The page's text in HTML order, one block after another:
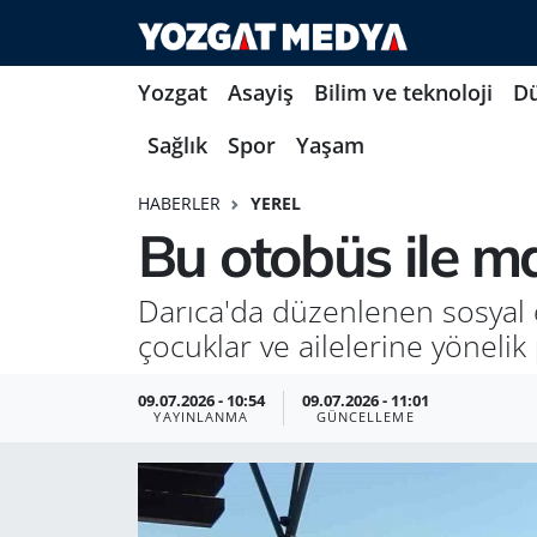
Yozgat Asayiş Bilim ve teknoloji
Sağlık
Spor Yaşam
HABERLER YEREL
Bu otobüs ile
Darıca'da düzenlenen
çocuklar ve ailelerine
09.07.2026 - 10:54
YAYINLANMA
09.07.2026 - 11:01
GÜNCELLEME